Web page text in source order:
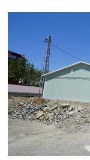
Yemek
SİVİL
SEÇİM
KİM KİMDİR